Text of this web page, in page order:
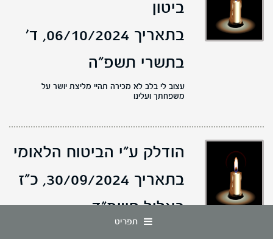
ביטון
בתאריך 06/10/2024,
ד'
בתשרי תשפ"ה
עצוב לי בלב לא מכירה תהיי מליצת יושר על
משפחתך ועלינו
הודלק ע"י הביטוח הלאומי
בתאריך 30/09/2024,
כ"ז
באלול תשפ"ד
תפריט